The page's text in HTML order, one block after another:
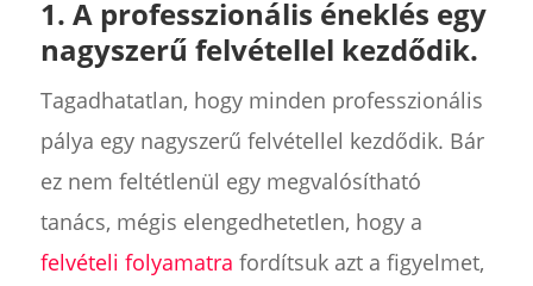
1. A professzionális éneklés egy
nagyszerű felvétellel kezdődik.
Tagadhatatlan, hogy minden professzionális
pálya egy nagyszerű felvétellel kezdődik. Bár
ez nem feltétlenül egy megvalósítható
tanács, mégis elengedhetetlen, hogy a
felvételi folyamatra fordítsuk azt a figyelmet,